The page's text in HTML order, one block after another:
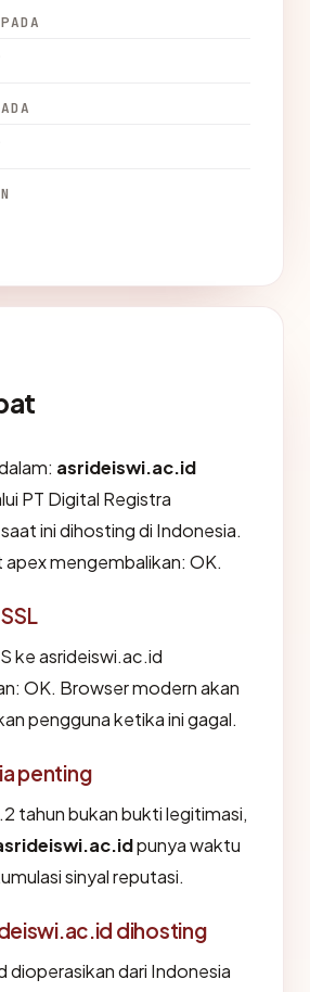
asrideiswi.ac.id
PT Digital Registra
ini dihosting di Indonesia.
apex mengembalikan: OK.
ke asrideiswi.ac.id
OK. Browser modern akan
pengguna ketika ini gagal.
penting
tahun bukan bukti legitimasi,
punya waktu
sinyal reputasi.
dihosting
dioperasikan dari Indonesia